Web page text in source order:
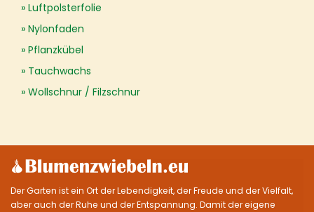
Luftpolsterfolie
Nylonfaden
Pflanzkübel
Tauchwachs
Wollschnur / Filzschnur
Der Garten ist ein Ort der Lebendigkeit, der Freude und der Vielfalt,
aber auch der Ruhe und der Entspannung. Damit der eigene